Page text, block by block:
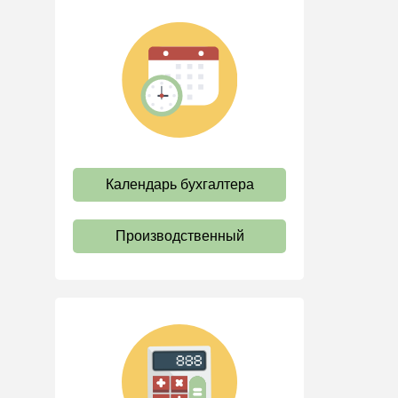
локальные акты
Рабочее время и режим
труда
Отпуск и время отдыха
Оплата труда
Ответственность и
взыскания
Пенсии
Трудовые книжки
Кадровые документы и
образцы
Календарь бухгалтера
Производственный